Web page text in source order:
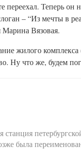
переехал. Теперь
– “Из мечты в
Марина Вязовая.
жилого
Ну что же, будем
станция
была